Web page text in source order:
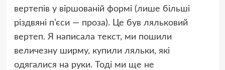
вертепів у віршованій формі (лише більші
різдвяні п’єси — проза). Це був ляльковий
вертеп. Я написала текст, ми пошили
величезну ширму, купили ляльки, які
одягалися на руки. Тоді ми ще не